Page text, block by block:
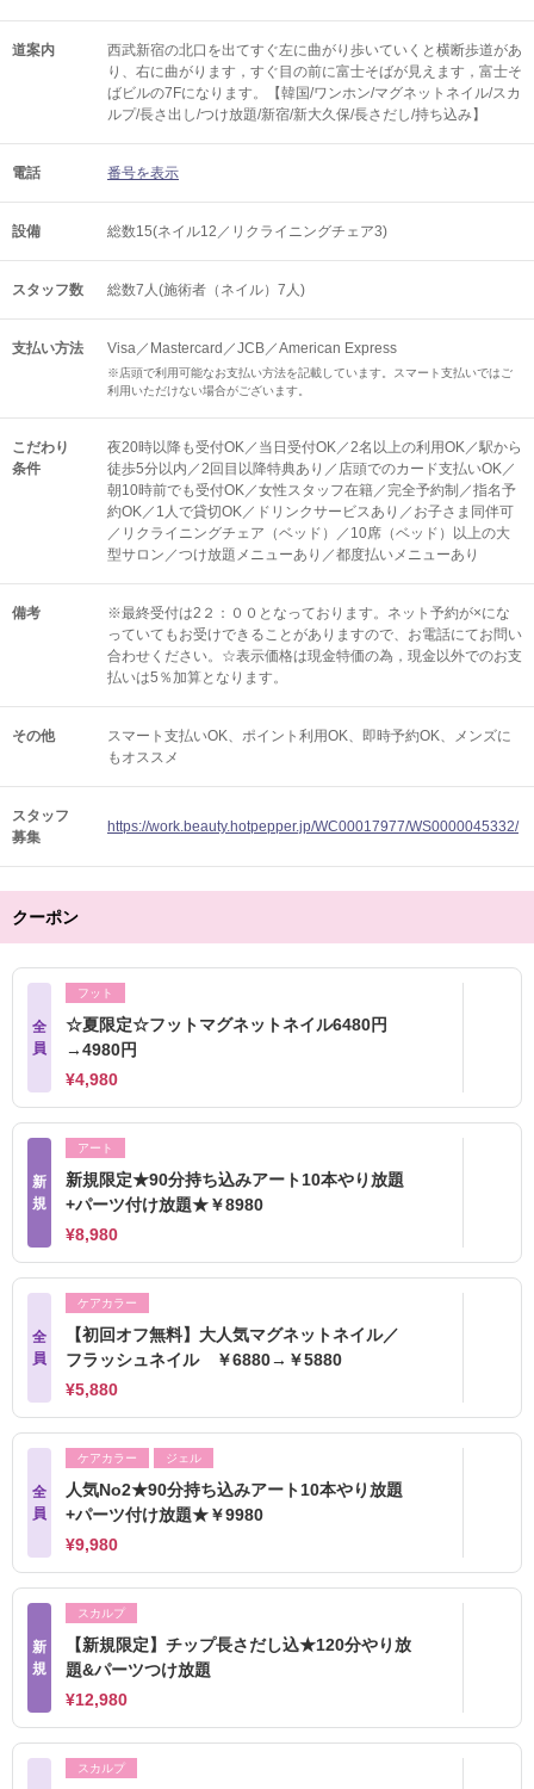
道案内
西武新宿の北口を出てすぐ左に曲がり歩いていくと横断歩道があ
り、右に曲がります，すぐ目の前に富士そばが見えます，富士そ
ばビルの7Fになります。【韓国/ワンホン/マグネットネイル/スカ
ルプ/長さ出し/つけ放題/新宿/新大久保/長さだし/持ち込み】
電話 番号を表示
設備 総数15(ネイル12／リクライニングチェア3)
スタッフ数 総数7人(施術者（ネイル）7人)
支払い方法 Visa／Mastercard／JCB／American Express
※店頭で利用可能なお支払い方法を記載しています。スマート支払いではご
利用いただけない場合がございます。
こだわり
条件
夜20時以降も受付OK／当日受付OK／2名以上の利用OK／駅から
徒歩5分以内／2回目以降特典あり／店頭でのカード支払いOK／
朝10時前でも受付OK／女性スタッフ在籍／完全予約制／指名予
約OK／1人で貸切OK／ドリンクサービスあり／お子さま同伴可
／リクライニングチェア（ベッド）／10席（ベッド）以上の大
型サロン／つけ放題メニューあり／都度払いメニューあり
備考
※最終受付は2２：００となっております。ネット予約が×にな
っていてもお受けできることがありますので、お電話にてお問い
合わせください。☆表示価格は現金特価の為，現金以外でのお支
払いは5％加算となります。
その他 スマート支払いOK ポイント利用OK 即時予約OK
メンズに
もオススメ
スタッフ
募集
https://work.beauty.hotpepper.jp/WC00017977/WS0000045332/
クーポン
全
員
フット
☆夏限定☆フットマグネットネイル6480円
→4980円
¥4,980
新
規
アート
新規限定★90分持ち込みアート10本やり放題
+パーツ付け放題★￥8980
¥8,980
全
員
ケアカラー
【初回オフ無料】大人気マグネットネイル／
フラッシュネイル ￥6880→￥5880
¥5,880
全
員
ケアカラー ジェル
人気No2★90分持ち込みアート10本やり放題
+パーツ付け放題★￥9980
¥9,980
新
規
スカルプ
【新規限定】チップ長さだし込★120分やり放
題&パーツつけ放題
¥12,980
スカルプ